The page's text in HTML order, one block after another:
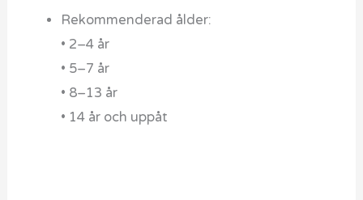
Rekommenderad ålder:
• 2–4 år
• 5–7 år
• 8–13 år
• 14 år och uppåt